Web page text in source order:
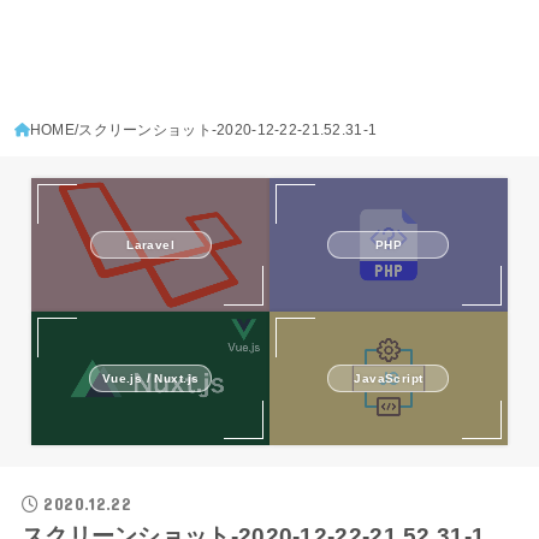
HOME スクリーンショット-2020-12-22-21.52.31-1
Laravel PHP
Vue.js / Nuxt.js JavaScript
2020.12.22